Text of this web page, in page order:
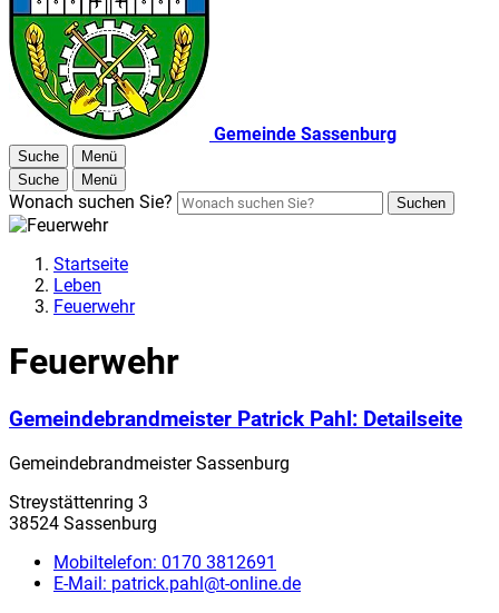
Gemeinde Sassenburg
Suche
Menü
Suche
Menü
Wonach suchen Sie? Suchen
Startseite
Leben
Feuerwehr
Feuerwehr
Gemeindebrandmeister Patrick Pahl : Detailseite
Gemeindebrandmeister Sassenburg
Streystättenring 3
38524 Sassenburg
Mobiltelefon: 0170 3812691
E-Mail: patrick.pahl@t-online.de